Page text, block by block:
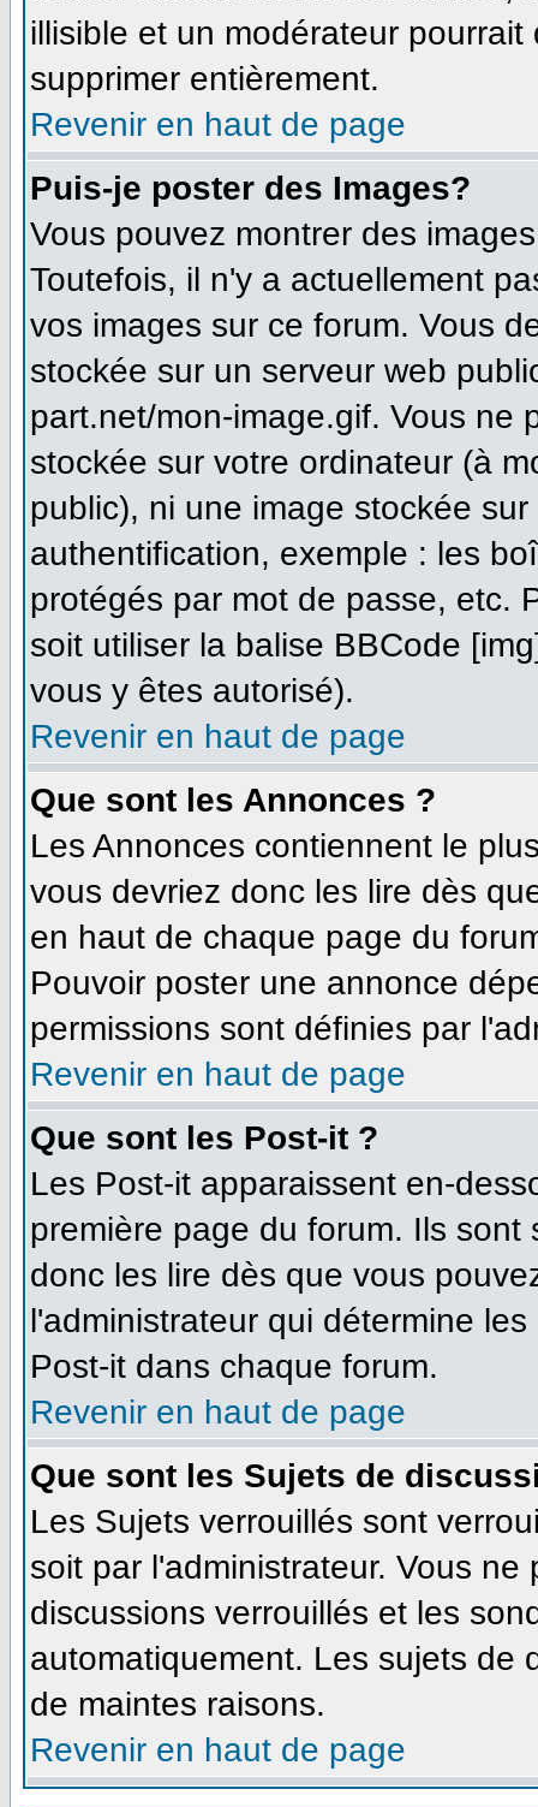
illisible et un modérateur
supprimer entièrement.
Revenir en haut de page
Puis-je poster des Images?
Vous pouvez montrer des
Toutefois, il n'y a actuellement
vos images sur ce forum. Vous
stockée sur un serveur web
part.net/mon-image.gif. Vous ne
stockée sur votre ordinateur (à
public), ni une image stockée
authentification, exemple : les
protégés par mot de passe, etc.
soit utiliser la balise BBCode
vous y êtes autorisé).
Revenir en haut de page
Que sont les Annonces ?
Les Annonces contiennent le
vous devriez donc les lire dès
en haut de chaque page du
Pouvoir poster une annonce
permissions sont définies par
Revenir en haut de page
Que sont les Post-it ?
Les Post-it apparaissent en-
première page du forum. Ils
donc les lire dès que vous
l'administrateur qui détermine
Post-it dans chaque forum.
Revenir en haut de page
Que sont les Sujets de
Les Sujets verrouillés sont
soit par l'administrateur. Vous
discussions verrouillés et les
automatiquement. Les sujets de
de maintes raisons.
Revenir en haut de page